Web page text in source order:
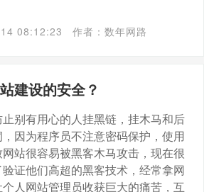
08:12:23 作者：数年网路
建设的安全？
别有用心的人挂黑链，挂木马和后
因为程序员不注意密码保护，使用
站很容易被黑客木马攻击，现在很
证他们高超的黑客技术，经常拿网
人网站管理员收获巨大的痛苦，互